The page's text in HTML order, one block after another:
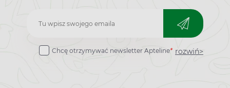
Zapisz
do
Chcę otrzymywać newsletter Apteline* rozwiń>